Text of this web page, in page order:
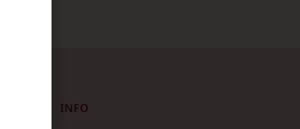
INFO